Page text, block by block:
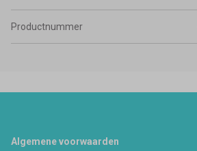
Productnummer
Footer
Algemene voorwaarden